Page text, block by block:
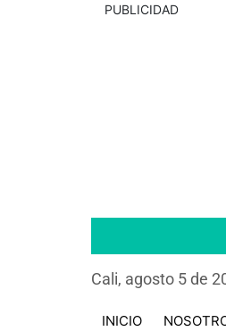
PUBLICIDAD
Cali, agosto 5 de
INICIO